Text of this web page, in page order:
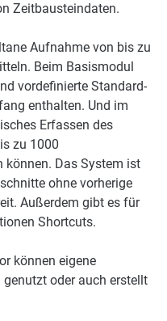
Zeitbausteindaten.
Aufnahme von bis zu
Beim Basismodul
vordefinierte Standard-
enthalten. Und im
Erfassen des
zu 1000
Das System ist
ohne vorherige
Außerdem gibt es für
Shortcuts.
können eigene
oder auch erstellt